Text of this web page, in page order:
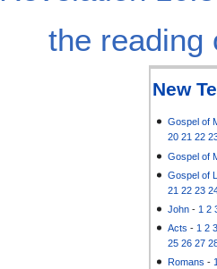
the reading
New
Gospel of
20 21 22
Gospel of
Gospel of
21 22 23
John - 1 2
Acts - 1 2
25 26 27
Romans -